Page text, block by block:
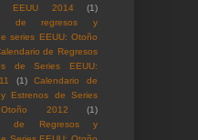
EEUU 2014
(1)
de regresos y
series EEUU: Otoño
de Regresos
de Series EEUU:
(1)
Calendario de
y Estrenos de Series
2012
(1)
de Regresos y